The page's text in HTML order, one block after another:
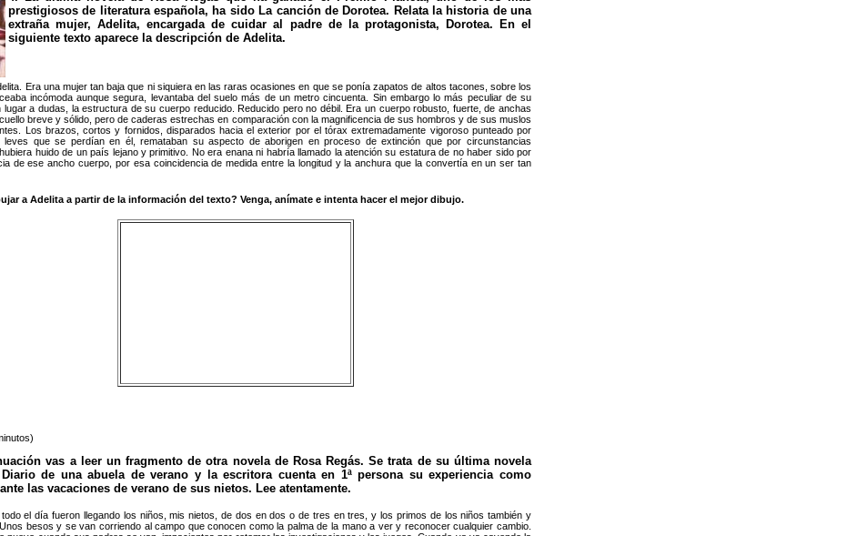
prestigiosos de literatura española, ha sido La canción de Dorotea. Relata la historia de una
extraña mujer, Adelita, encargada de cuidar al padre de la protagonista, Dorotea. En el
siguiente texto aparece la descripción de Adelita.
Era una mujer tan baja que ni siquiera en las raras ocasiones en que se ponía zapatos de altos tacones, sobre los
incómoda aunque segura, levantaba del suelo más de un metro cincuenta. Sin embargo lo más peculiar de su
lugar a dudas, la estructura de su cuerpo reducido. Reducido pero no débil. Era un cuerpo robusto, fuerte, de anchas
breve y sólido, pero de caderas estrechas en comparación con la magnificencia de sus hombros y de sus muslos
Los brazos, cortos y fornidos, disparados hacia el exterior por el tórax extremadamente vigoroso punteado por
leves que se perdían en él, remataban su aspecto de aborigen en proceso de extinción que por circunstancias
huido de un país lejano y primitivo. No era enana ni habría llamado la atención su estatura de no haber sido por
de ese ancho cuerpo, por esa coincidencia de medida entre la longitud y la anchura que la convertía en un ser tan
a Adelita a partir de la información del texto? Venga, anímate e intenta hacer el mejor dibujo.
vas a leer un fragmento de otra novela de Rosa Regás. Se trata de su última novela
de una abuela de verano y la escritora cuenta en 1ª persona su experiencia como
las vacaciones de verano de sus nietos. Lee atentamente.
el día fueron llegando los niños, mis nietos, de dos en dos o de tres en tres, y los primos de los niños también y
besos y se van corriendo al campo que conocen como la palma de la mano a ver y reconocer cualquier cambio.